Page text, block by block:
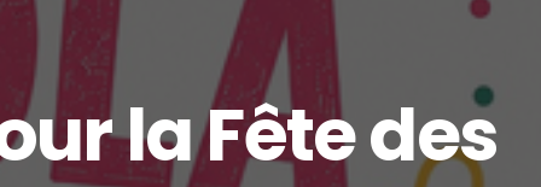
la Fête des